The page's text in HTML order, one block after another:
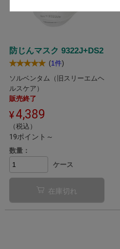
防じんマスク 9322J+DS2
(1件)
ソルベンタム（旧スリーエムヘ
ルスケア）
販売終了
4,389
（税込）
19ポイント～
数量：
ケース
在庫切れ